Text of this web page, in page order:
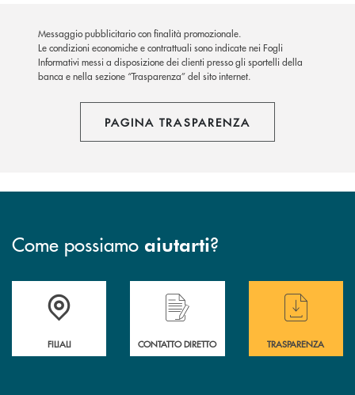
Messaggio pubblicitario con finalità promozionale.
Le condizioni economiche e contrattuali sono indicate nei Fogli
Informativi messi a disposizione dei clienti presso gli sportelli della
banca e nella sezione “Trasparenza” del sito internet.
PAGINA TRASPARENZA
Come possiamo aiutarti?
Trova la filiale più vicina a te
FILIALI
Hai bisogno di assistenza immediata ?
CONTATTO DIRETTO
Hai bisogno di
TRASPARENZA